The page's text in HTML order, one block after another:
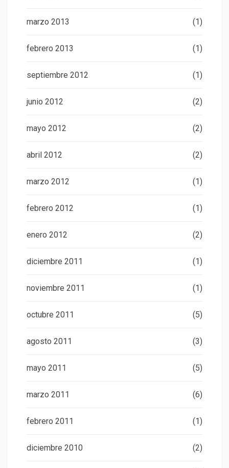
marzo 2013 (1)
febrero 2013 (1)
septiembre 2012 (1)
junio 2012 (2)
mayo 2012 (2)
abril 2012 (2)
marzo 2012 (1)
febrero 2012 (1)
enero 2012 (2)
diciembre 2011 (1)
noviembre 2011 (1)
octubre 2011 (5)
agosto 2011 (3)
mayo 2011 (5)
marzo 2011 (6)
febrero 2011 (1)
diciembre 2010 (2)